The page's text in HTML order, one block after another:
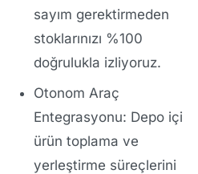
sayım gerektirmeden
stoklarınızı %100
doğrulukla izliyoruz.
Otonom Araç
Entegrasyonu: Depo içi
ürün toplama ve
yerleştirme süreçlerini